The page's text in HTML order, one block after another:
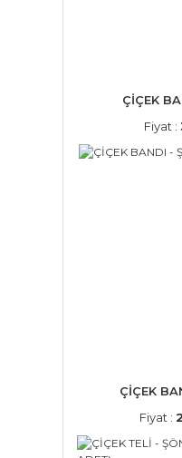
ÇİÇEK
Fiyat :
ÇİÇEK
Fiyat :